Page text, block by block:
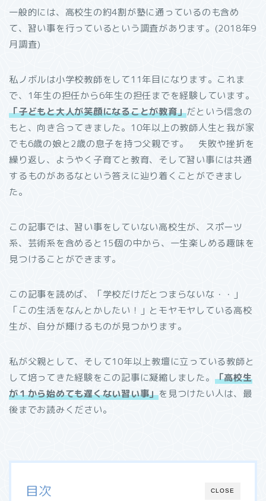
一般的には、高校生の約4割が塾に通っているのも含め
て、習い事を行っているという調査があります。(2018年9
月調査)
私ノボルは小学校教師をして11年目になります。これま
で、1年生の担任から6年生の担任までを経験しています。
「子どもと大人が笑顔になることが教育」だという信念の
もと、向き合ってきました。10年以上の教師人生と我が家
でも6歳の娘と2歳の息子を持つ父親です。 失敗や挫折を
繰り返し、ようやく子育てと教育、そして習い事には共通
するものがあるなという答えに辿り着くことができまし
た。
この記事では、習い事をしていない高校生が、スポーツ
系、芸術系を含めると15個の中から、一生楽しめる趣味を
見つけることができます。
この記事を読めば、「学校だけだとつまらないな・・」
「この生活をなんとかしたい！」とモヤモヤしている高校
生が、自分が輝けるものが見つかります。
私が父親として、そして10年以上教壇に立っている教師と
して培ってきた経験をこの記事に凝縮しました。 「高校生
が１から始めても遅くない習い事」を見つけたい人は、最
後までお読みください。
CLOSE
目次